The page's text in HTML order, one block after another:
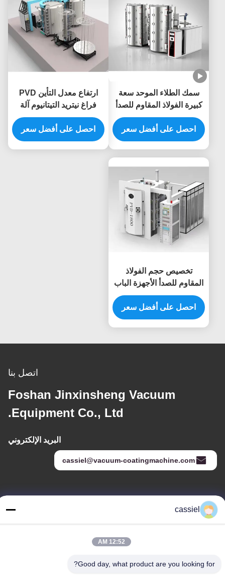
سمك الطلاء الموحد سعة
كبيرة الفولاذ المقاوم للصدأ
الشاشة الذهب PVD فراغ
آلة طلاء نتريد التيتانيوم
احصل على أفضل سعر
ارتفاع معدل التأين PVD
فراغ نيتريد التيتانيوم آلة
طلاء لالفولاذ المقاوم للصدأ
إطار الباب الأجهزة الإضاءة
احصل على أفضل سعر
تخصيص حجم الفولاذ
المقاوم للصدأ الأجهزة الباب
الإطار PVD فراغ المادية
ترسيب البخار آلة
احصل على أفضل سعر
اتصل بنا
Foshan Jinxinsheng Vacuum
Equipment Co., Ltd.
البريد الإلكتروني
cassiel@vacuum-coatingmachine.com
العنوان
الهاتف
cassiel
12:52 AM
Good day, what product are you looking for?